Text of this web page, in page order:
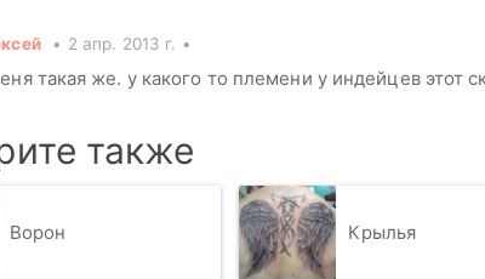
2 апр. 2013 г.
такая же. у какого то племени у индейцев этот
также
Ворон Крылья